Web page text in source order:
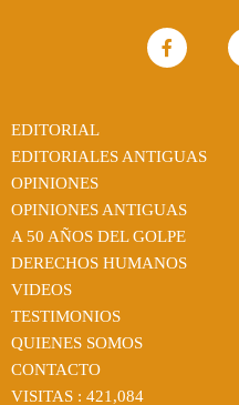
EDITORIAL
EDITORIALES ANTIGUAS
OPINIONES
OPINIONES ANTIGUAS
A 50 AÑOS DEL GOLPE
DERECHOS HUMANOS
VIDEOS
TESTIMONIOS
QUIENES SOMOS
CONTACTO
VISITAS : 421,084